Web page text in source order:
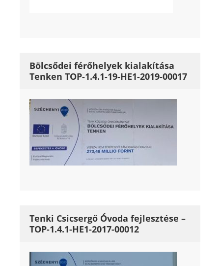
Bölcsődei férőhelyek kialakítása
Tenken TOP-1.4.1-19-HE1-2019-00017
Tenki Csicsergő Óvoda fejlesztése –
TOP-1.4.1-HE1-2017-00012